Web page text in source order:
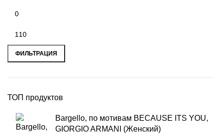
ФИЛЬТРАЦИЯ
ТОП продуктов
Bargello, по мотивам BECAUSE ITS YOU,
GIORGIO ARMANI (Женский)